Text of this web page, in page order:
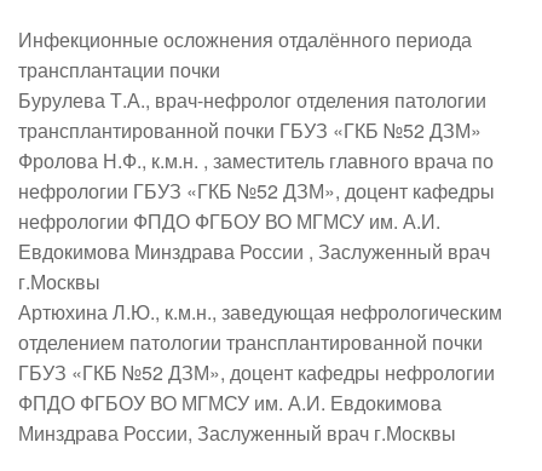
Инфекционные осложнения отдалённого периода
трансплантации почки
Бурулева Т.А., врач-нефролог отделения патологии
трансплантированной почки ГБУЗ «ГКБ №52 ДЗМ»
Фролова Н.Ф., к.м.н. , заместитель главного врача по
нефрологии ГБУЗ «ГКБ №52 ДЗМ», доцент кафедры
нефрологии ФПДО ФГБОУ ВО МГМСУ им. А.И.
Евдокимова Минздрава России , Заслуженный врач
г.Москвы
Артюхина Л.Ю., к.м.н., заведующая нефрологическим
отделением патологии трансплантированной почки
ГБУЗ «ГКБ №52 ДЗМ», доцент кафедры нефрологии
ФПДО ФГБОУ ВО МГМСУ им. А.И. Евдокимова
Минздрава России, Заслуженный врач г.Москвы